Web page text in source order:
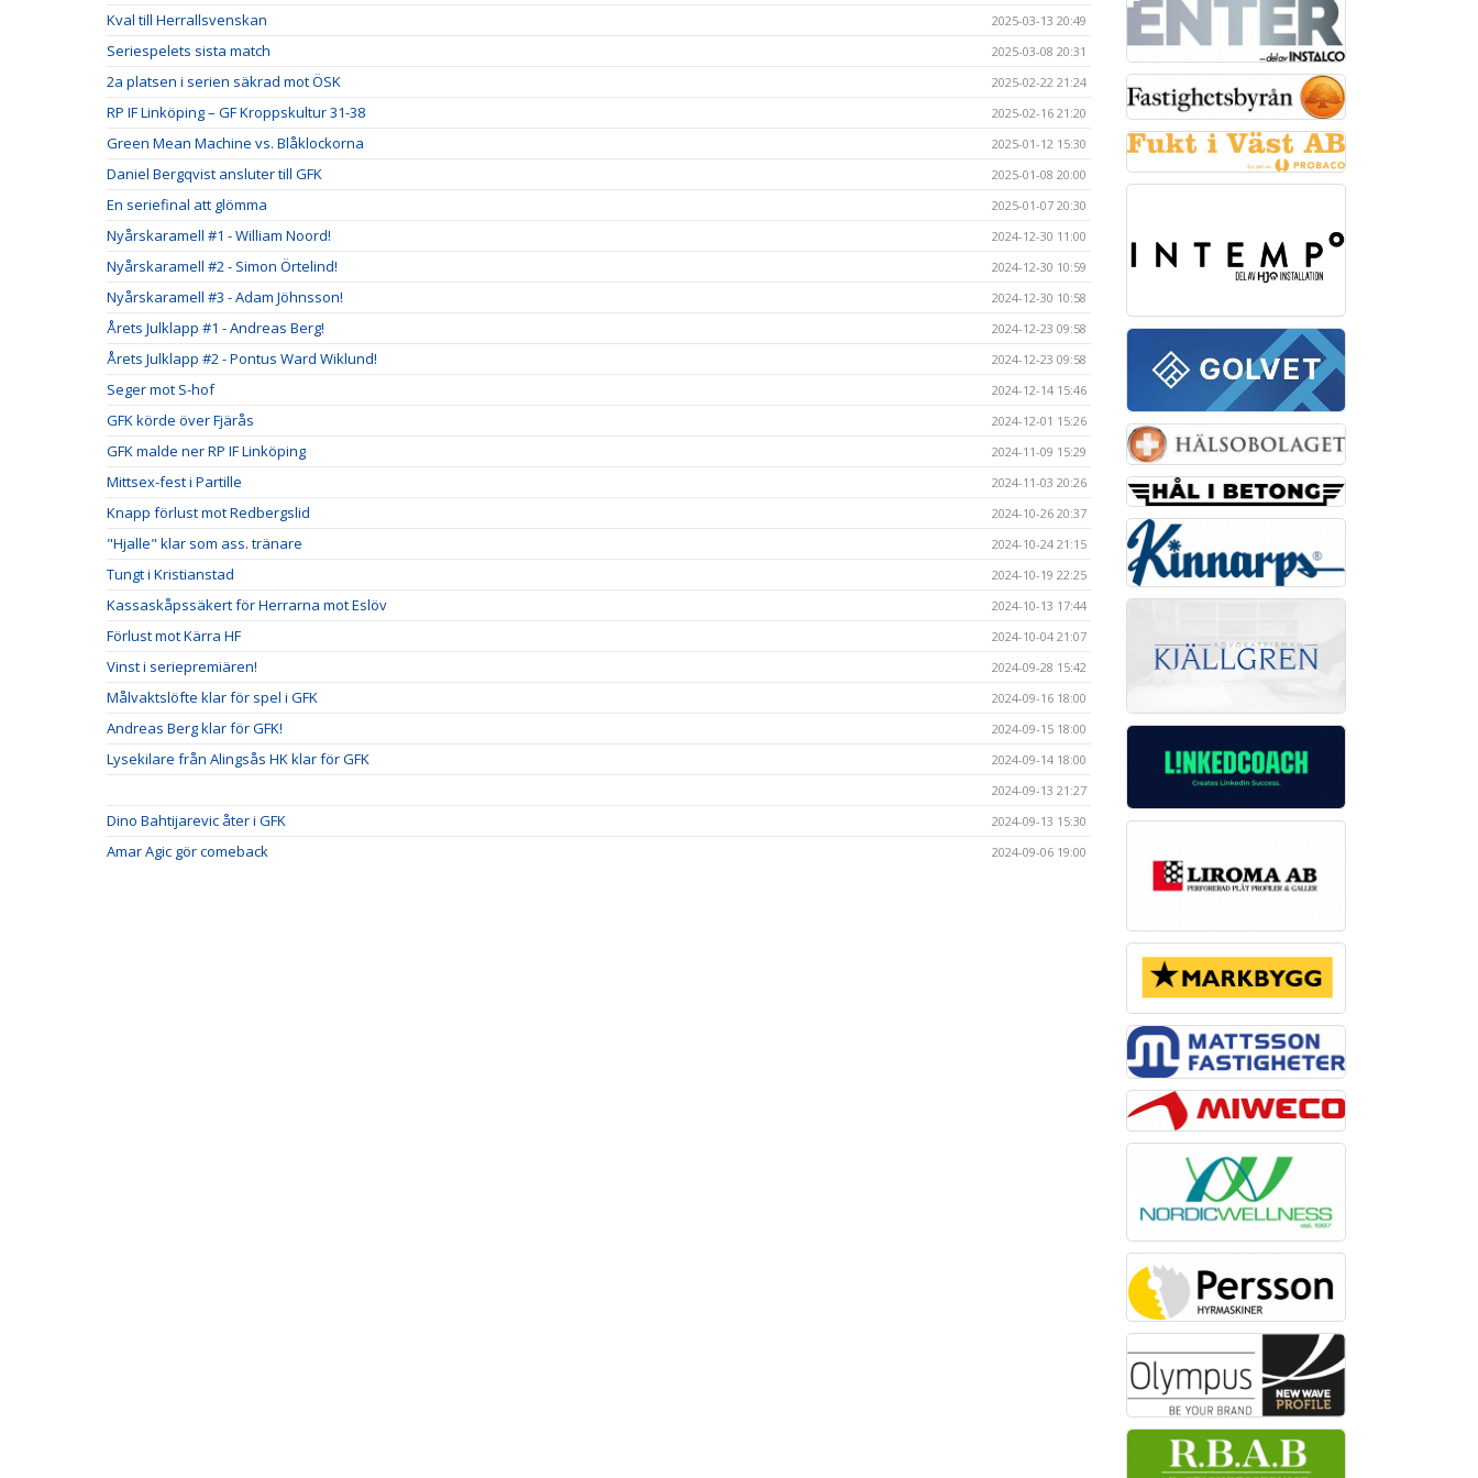
Kval till Herrallsvenskan 2025-03-13 20:49
Seriespelets sista match 2025-03-08 20:31
2a platsen i serien säkrad mot ÖSK 2025-02-22 21:24
RP IF Linköping – GF Kroppskultur 31-38 2025-02-16 21:20
Green Mean Machine vs. Blåklockorna 2025-01-12 15:30
Daniel Bergqvist ansluter till GFK 2025-01-08 20:00
En seriefinal att glömma 2025-01-07 20:30
Nyårskaramell #1 - William Noord! 2024-12-30 11:00
Nyårskaramell #2 - Simon Örtelind! 2024-12-30 10:59
Nyårskaramell #3 - Adam Jöhnsson! 2024-12-30 10:58
Årets Julklapp #1 - Andreas Berg! 2024-12-23 09:58
Årets Julklapp #2 - Pontus Ward Wiklund! 2024-12-23 09:58
Seger mot S-hof 2024-12-14 15:46
GFK körde över Fjärås 2024-12-01 15:26
GFK malde ner RP IF Linköping 2024-11-09 15:29
Mittsex-fest i Partille 2024-11-03 20:26
Knapp förlust mot Redbergslid 2024-10-26 20:37
"Hjalle" klar som ass. tränare 2024-10-24 21:15
Tungt i Kristianstad 2024-10-19 22:25
Kassaskåpssäkert för Herrarna mot Eslöv 2024-10-13 17:44
Förlust mot Kärra HF 2024-10-04 21:07
Vinst i seriepremiären! 2024-09-28 15:42
Målvaktslöfte klar för spel i GFK 2024-09-16 18:00
Andreas Berg klar för GFK! 2024-09-15 18:00
Lysekilare från Alingsås HK klar för GFK
2024-09-14 18:00
2024-09-13 21:27
Dino Bahtijarevic åter i GFK 2024-09-13 15:30
Amar Agic gör comeback 2024-09-06 19:00